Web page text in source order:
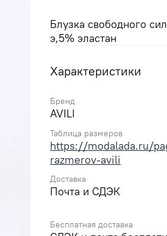
Блузка свободного
э,5% эластан
Характеристики
Бренд
AVILI
Таблица размеров
https://modalada.ru/
razmerov-avili
Доставка
Почта и СДЭК
Бесплатная доставка